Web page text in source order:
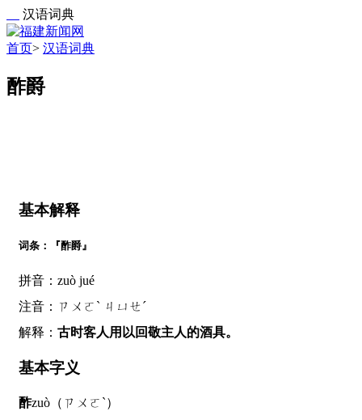
汉语词典
首页> 汉语词典
酢爵
基本解释
词条：『酢爵』
拼音：zuò jué
注音：ㄗㄨㄛˋ ㄐㄩㄝˊ
解释： 古时客人用以回敬主人的酒具。
基本字义
酢zuò（ㄗㄨㄛˋ）